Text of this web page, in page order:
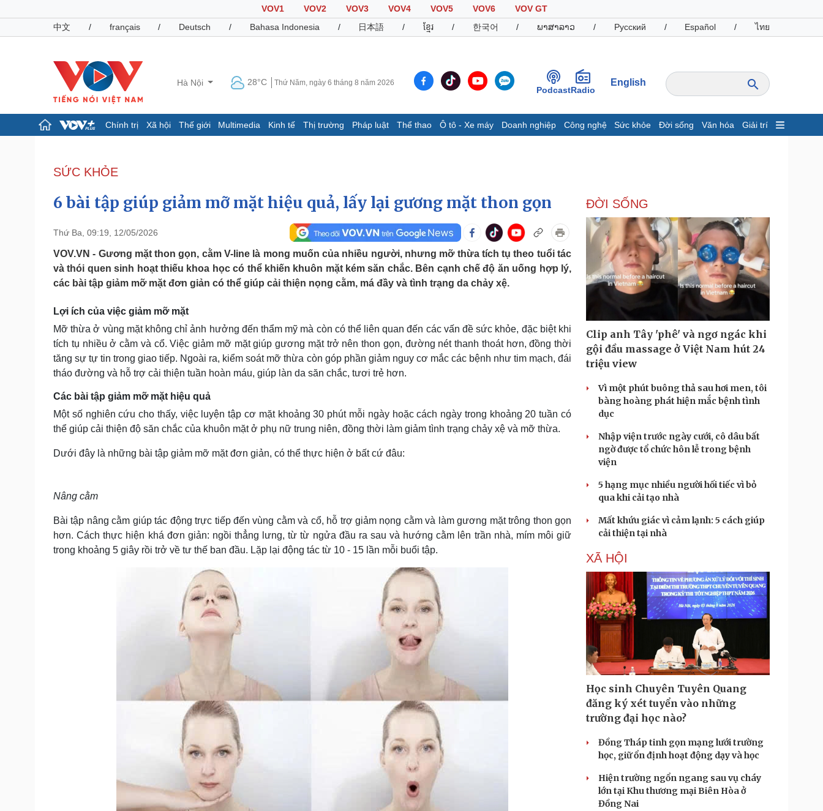
VOV1 VOV2 VOV3 VOV4 VOV5 VOV6
VOV GT
中文
/ français / Deutsch / Bahasa Indonesia / 日本語 / ខ្មែរ / 한국어 / ພາສາລາວ / Русский / Español / ไทย
Hà Nội 28°C Thứ Năm, ngày 6 tháng 8 năm 2026
PodcastRadio
English
Chính trị Xã hội Thế giới Multimedia Kinh tế Thị trường Pháp luật Thể thao Ô tô - Xe máy Doanh nghiệp Công nghệ Sức khỏe Đời sống Văn hóa Giải trí
Đảng
Tổ chức nhân sự
Nhận diện sự thật
Giáo dục
Dấu ấn VOV
Infographic
Giá cà phê
Pháp luật
Vụ án
Tin nóng
Quân sự - Quốc phòng
Vũ khí
Việt Nam
Thể thao
Bóng đá
Lịch thi đấu bóng đá
Ô tô - Xe máy
Ô tô
Xe máy
Doanh nghiệp
Thông tin doanh nghiệp
Doanh nghiệp 24h
Doanh nhân
Công nghệ
Sành điệu
Tin Công nghệ
Trải nghiệm
Chuyển đổi số
Sức khỏe
Dinh dưỡng - món ngon
Cây thuốc
Nhi khoa
Nam khoa
Làm đẹp - giảm cân
Phòng mạch online
Ăn sạch sống khỏe
Đời sống
Nhà đẹp
Blog
Văn hóa
Sân khấu - Điện ảnh
Văn học
Giải trí
Nghệ sĩ
Du lịch
Tư vấn
Podcast
Câu chuyện thời sự
Cửa sổ tình yêu
Kể chuyện cho bé
Hạt giống tâm hồn
SỨC KHỎE
6 bài tập giúp giảm mỡ mặt hiệu quả, lấy lại gương mặt thon gọn
Thứ Ba, 09:19, 12/05/2026
VOV.VN - Gương mặt thon gọn, cằm V-line là mong muốn của nhiều người, nhưng mỡ thừa tích tụ theo tuổi tác
và thói quen sinh hoạt thiếu khoa học có thể khiến khuôn mặt kém săn chắc. Bên cạnh chế độ ăn uống hợp lý,
các bài tập giảm mỡ mặt đơn giản có thể giúp cải thiện nọng cằm, má đầy và tình trạng da chảy xệ.
Lợi ích của việc giảm mỡ mặt
Mỡ thừa ở vùng mặt không chỉ ảnh hưởng đến thẩm mỹ mà còn có thể liên quan đến các vấn đề sức khỏe, đặc biệt khi
tích tụ nhiều ở cằm và cổ. Việc giảm mỡ mặt giúp gương mặt trở nên thon gọn, đường nét thanh thoát hơn, đồng thời
tăng sự tự tin trong giao tiếp. Ngoài ra, kiểm soát mỡ thừa còn góp phần giảm nguy cơ mắc các bệnh như tim mạch, đái
tháo đường và hỗ trợ cải thiện tuần hoàn máu, giúp làn da săn chắc, tươi trẻ hơn.
Các bài tập giảm mỡ mặt hiệu quả
Một số nghiên cứu cho thấy, việc luyện tập cơ mặt khoảng 30 phút mỗi ngày hoặc cách ngày trong khoảng 20 tuần có
thể giúp cải thiện độ săn chắc của khuôn mặt ở phụ nữ trung niên, đồng thời làm giảm tình trạng chảy xệ và mỡ thừa.
Dưới đây là những bài tập giảm mỡ mặt đơn giản, có thể thực hiện ở bất cứ đâu:
Nâng cằm
Bài tập nâng cằm giúp tác động trực tiếp đến vùng cằm và cổ, hỗ trợ giảm nọng cằm và làm gương mặt trông thon gọn
hơn. Cách thực hiện khá đơn giản: ngồi thẳng lưng, từ từ ngửa đầu ra sau và hướng cằm lên trần nhà, mím môi giữ
trong khoảng 5 giây rồi trở về tư thế ban đầu. Lặp lại động tác từ 10 - 15 lần mỗi buổi tập.
ĐỜI SỐNG
Clip anh Tây 'phê' và ngơ ngác khi
gội đầu massage ở Việt Nam hút 24
triệu view
Vì một phút buông thả sau hơi men, tôi
bàng hoàng phát hiện mắc bệnh tình
dục
Nhập viện trước ngày cưới, cô dâu bất
ngờ được tổ chức hôn lễ trong bệnh
viện
5 hạng mục nhiều người hối tiếc vì bỏ
qua khi cải tạo nhà
Mất khứu giác vì cảm lạnh: 5 cách giúp
cải thiện tại nhà
XÃ HỘI
Học sinh Chuyên Tuyên Quang
đăng ký xét tuyển vào những
trường đại học nào?
Đồng Tháp tinh gọn mạng lưới trường
học, giữ ổn định hoạt động dạy và học
Hiện trường ngổn ngang sau vụ cháy
lớn tại Khu thương mại Biên Hòa ở
Đồng Nai